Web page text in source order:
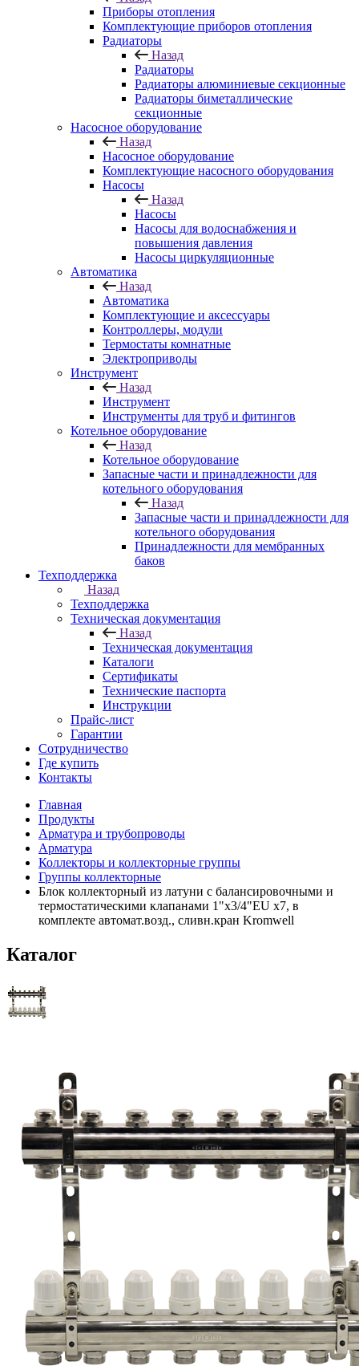
Приборы отопления
Комплектующие приборов отопления
Радиаторы
Назад
Радиаторы
Радиаторы алюминиевые секционные
Радиаторы биметаллические
секционные
Насосное оборудование
Назад
Насосное оборудование
Комплектующие насосного оборудования
Насосы
Назад
Насосы
Насосы для водоснабжения и
повышения давления
Насосы циркуляционные
Автоматика
Назад
Автоматика
Комплектующие и аксессуары
Контроллеры, модули
Термостаты комнатные
Электроприводы
Инструмент
Назад
Инструмент
Инструменты для труб и фитингов
Котельное оборудование
Назад
Котельное оборудование
Запасные части и принадлежности для
котельного оборудования
Назад
Запасные части и принадлежности для
котельного оборудования
Принадлежности для мембранных
баков
Техподдержка
Назад
Техподдержка
Техническая документация
Назад
Техническая документация
Каталоги
Сертификаты
Технические паспорта
Инструкции
Прайс-лист
Гарантии
Сотрудничество
Где купить
Контакты
Главная
Продукты
Арматура и трубопроводы
Арматура
Коллекторы и коллекторные группы
Группы коллекторные
Блок коллекторный из латуни с балансировочными и
термостатическими клапанами 1"x3/4"EU x7, в
комплекте автомат.возд., сливн.кран Kromwell
Каталог